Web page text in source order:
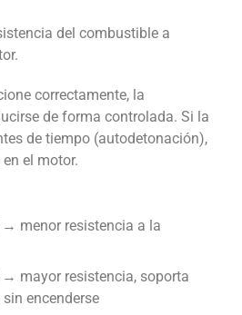
del combustible a
correctamente, la
de forma controlada. Si la
de tiempo (autodetonación),
el motor.
→ menor resistencia a la
→ mayor resistencia, soporta
encenderse